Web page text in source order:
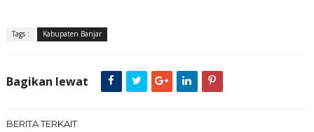
Tags : Kabupaten Banjar
Bagikan lewat
BERITA TERKAIT